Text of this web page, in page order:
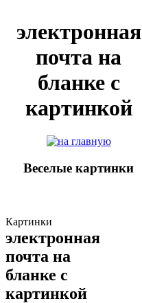
электронная
почта на
бланке с
картинкой
Веселые картинки
Картинки
электронная
почта на
бланке с
картинкой